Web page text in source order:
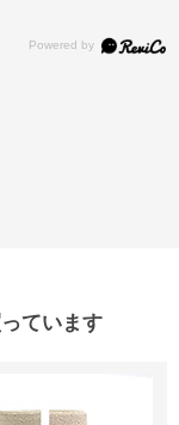
ています